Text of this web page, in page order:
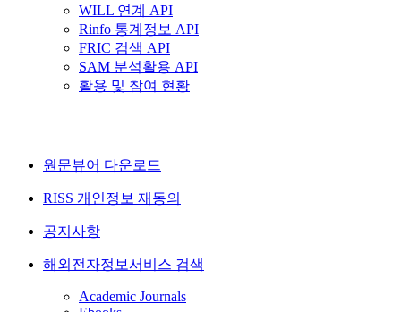
WILL 연계 API
Rinfo 통계정보 API
FRIC 검색 API
SAM 분석활용 API
활용 및 참여 현황
원문뷰어 다운로드
RISS 개인정보 재동의
공지사항
해외전자정보서비스 검색
Academic Journals